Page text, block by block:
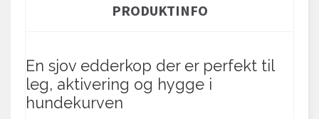
PRODUKTINFO
En sjov edderkop der er perfekt til
leg, aktivering og hygge i
hundekurven